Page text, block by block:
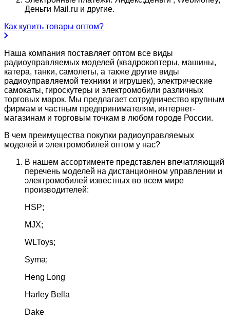
Деньги Mail.ru и другие.
Как купить товары оптом?
Наша компания поставляет оптом все виды
радиоуправляемых моделей (квадрокоптеры, машины,
катера, танки, самолеты, а также другие виды
радиоуправляемой техники и игрушек), электрические
самокаты, гироскутеры и электромобили различных
торговых марок. Мы предлагает сотрудничество крупным
фирмам и частным предпринимателям, интернет-
магазинам и торговым точкам в любом городе России.
В чем преимущества покупки радиоуправляемых
моделей и электромобилей оптом у нас?
В нашем ассортименте представлен впечатляющий
перечень моделей на дистанционном управлении и
электромобилей известных во всем мире
производителей:
HSP;
MJX;
WLToys;
Syma;
Heng Long
Harley Bella
Dake